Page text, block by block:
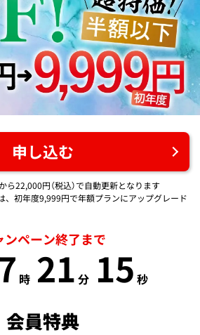
申し込む
22,000円（税込）で自動更新となります
初年度9,999円で年額プランにアップグレード
ンペーン終了まで
時 21 分 15 秒
会員特典